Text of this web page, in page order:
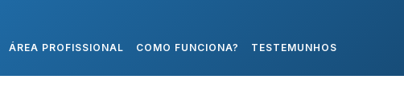
ÁREA PROFISSIONAL COMO FUNCIONA? TESTEMUNHOS